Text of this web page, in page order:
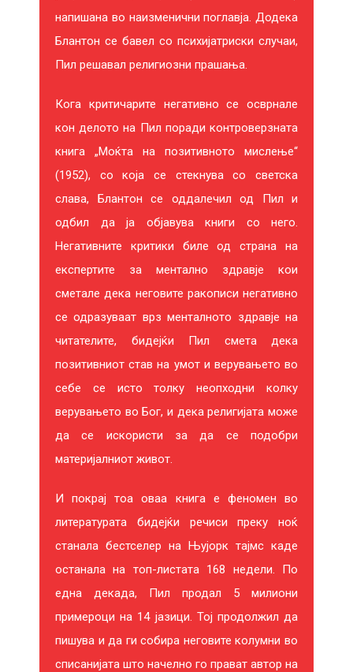
напишана во наизменични поглавја. Додека
Блантон се бавел со психијатриски случаи,
Пил решавал религиозни прашања.
Кога критичарите негативно се осврнале
кон делото на Пил поради контроверзната
книга „Моќта на позитивното мислење“
(1952), со која се стекнува со светска
слава, Блантон се оддалечил од Пил и
одбил да ја објавува книги со него.
Негативните критики биле од страна на
експертите за ментално здравје кои
сметале дека неговите ракописи негативно
се одразуваат врз менталното здравје на
читателите, бидејќи Пил смета дека
позитивниот став на умот и верувањето во
себе се исто толку неопходни колку
верувањето во Бог, и дека религијата може
да се искористи за да се подобри
материјалниот живот.
И покрај тоа оваа книга е феномен во
литературата бидејќи речиси преку ноќ
станала бестселер на Њујорк тајмс каде
останала на топ-листата 168 недели. По
една декада, Пил продал 5 милиони
примероци на 14 јазици. Тој продолжил да
пишува и да ги собира неговите колумни во
списанијата што начелно го прават автор на